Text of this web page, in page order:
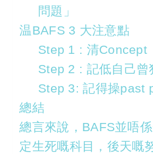
問題」
温BAFS 3 大注意點
Step 1 : 清Concept
Step 2 : 記低自己曾
Step 3: 記得操past
總結
總言來說，BAFS並唔
定生死嘅科目，後天嘅